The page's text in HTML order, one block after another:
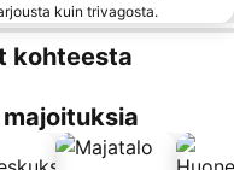
kuin trivagosta.
kohteesta